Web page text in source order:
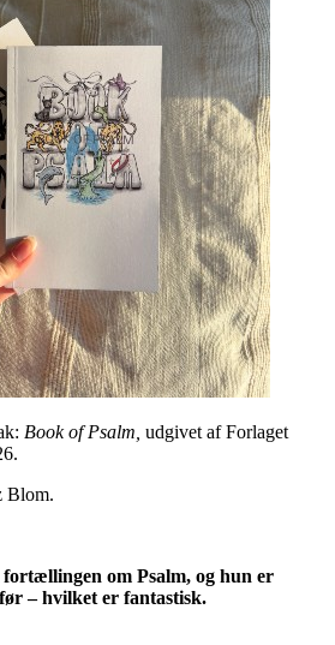
Book of Psalm, udgivet af Forlaget
Blom.
om Psalm, og hun er
– hvilket er fantastisk.